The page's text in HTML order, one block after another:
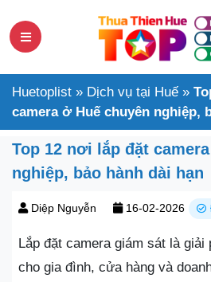
Huetoplist » Dịch vụ tại Huế »
camera ở Huế chuyên nghiệp,
Top 12 nơi lắp đặt
nghiệp, bảo hành dài hạn
Diệp Nguyễn 16-02-2026
Lắp đặt camera giám sát là giải
cho gia đình, cửa hàng và